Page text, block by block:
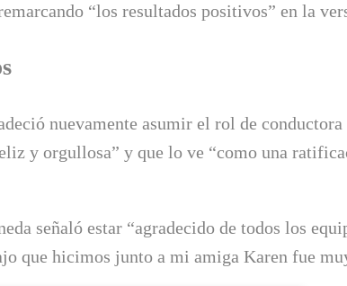
“los resultados positivos” en la
nuevamente asumir el rol de
y orgullosa” y que lo ve “como una
señaló estar “agradecido de todos los
que hicimos junto a mi amiga Karen fue